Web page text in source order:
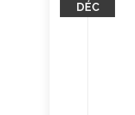
DÉC